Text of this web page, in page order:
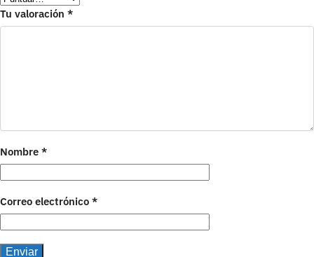
Tu valoración *
Nombre *
Correo electrónico *